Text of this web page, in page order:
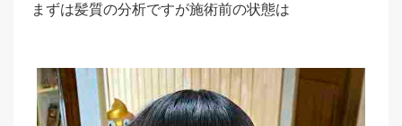
まずは髪質の分析ですが施術前の状態は